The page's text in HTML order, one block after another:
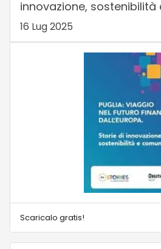
innovazione, sostenibilità
16 Lug 2025
Scaricalo gratis!